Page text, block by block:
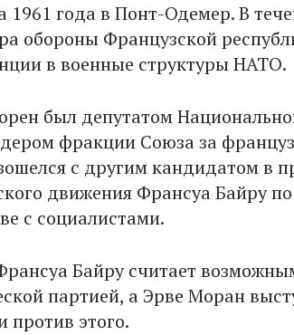
года в Понт-Одемер. В
обороны Французской
в военные структуры НАТО.
был депутатом
фракции Союза за
с другим кандидатом в
движения Франсуа Байру
с социалистами.
Байру считает
партией, а Эрве Моран
против этого.